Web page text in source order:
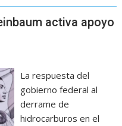
activa apoyo
La respuesta del
gobierno federal al
derrame de
hidrocarburos en el